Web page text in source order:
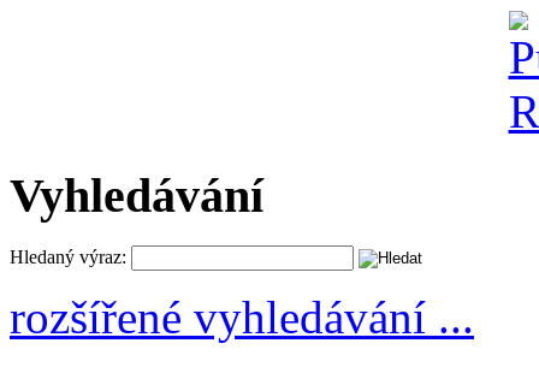
Vyhledávání
Hledaný výraz:
rozšířené vyhledávání ...